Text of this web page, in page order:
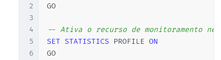
2
3
4
5
6
GO
-- Ativa o recurso de monitoramento
SET STATISTICS PROFILE ON
GO